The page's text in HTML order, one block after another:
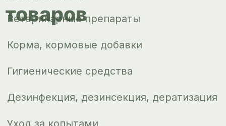
Доставка и
оплата
О компании
Контакты
Новости